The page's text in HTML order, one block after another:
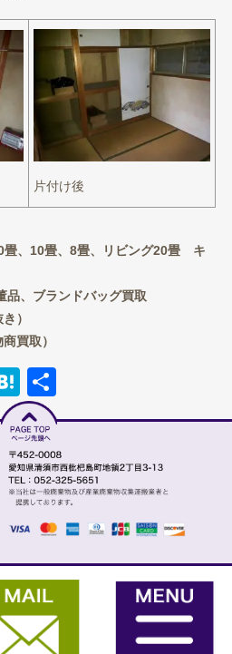
片付け後
、10畳、8畳、リビング20畳 キ
、ブランドバッグ買取
）
買取）
Hatena